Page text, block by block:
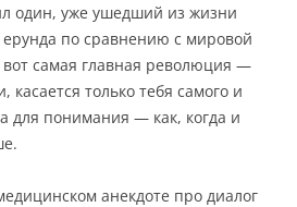
один, уже ушедший из жизни
ерунда по сравнению с мировой
самая главная революция —
только тебя самого и
для понимания — как, когда и
анекдоте про диалог